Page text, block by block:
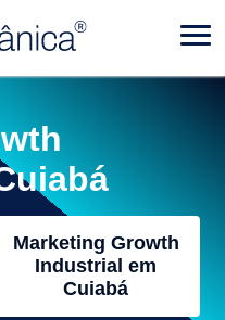
Marketing Growth
Industrial em
Cuiabá